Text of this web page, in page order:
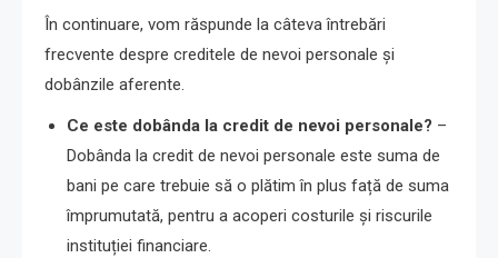
În continuare, vom răspunde la câteva întrebări
frecvente despre creditele de nevoi personale și
dobânzile aferente.
Ce este dobânda la credit de nevoi personale? –
Dobânda la credit de nevoi personale este suma de
bani pe care trebuie să o plătim în plus față de suma
împrumutată, pentru a acoperi costurile și riscurile
instituției financiare.